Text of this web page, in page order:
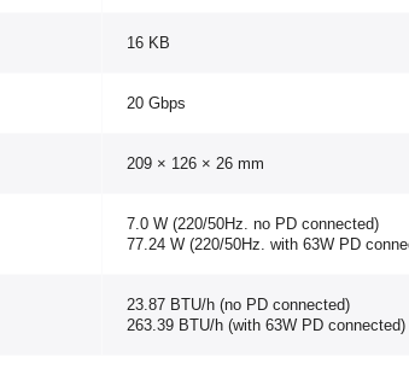
16 KB
20 Gbps
209 × 126 × 26 mm
7.0 W (220/50Hz. no PD connected)
77.24 W (220/50Hz. with 63W PD
23.87 BTU/h (no PD connected)
263.39 BTU/h (with 63W PD connected)